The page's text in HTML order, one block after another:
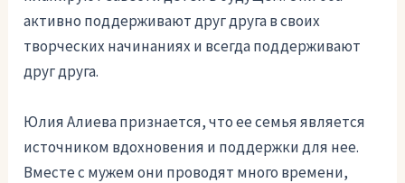
активно поддерживают друг друга в своих
творческих начинаниях и всегда поддерживают
друг друга.
Юлия Алиева признается, что ее семья является
источником вдохновения и поддержки для нее.
Вместе с мужем они проводят много времени,